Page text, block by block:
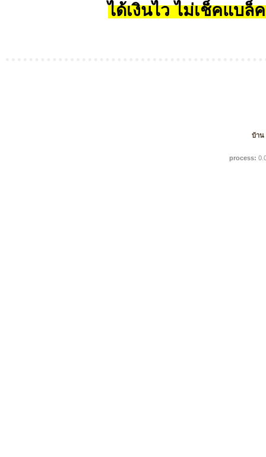
ได้เงินไว ไม่เช็คแบล็
บ้าน
process: